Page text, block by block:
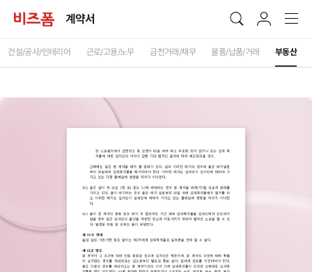
계약서
건설/공사/인테리어 근로/고용/노무 금전거래/채무 물품/납품/거래 부동산